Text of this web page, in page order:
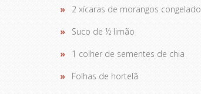
2 xícaras de morangos
Suco de ½ limão
1 colher de sementes de chia
Folhas de hortelã